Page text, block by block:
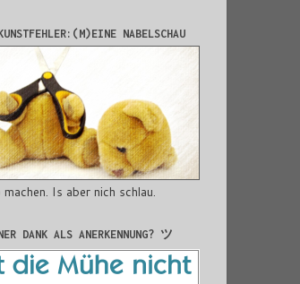
NABELSCHAU
machen. Is aber nich schlau.
DANK ALS ANERKENNUNG? ツ